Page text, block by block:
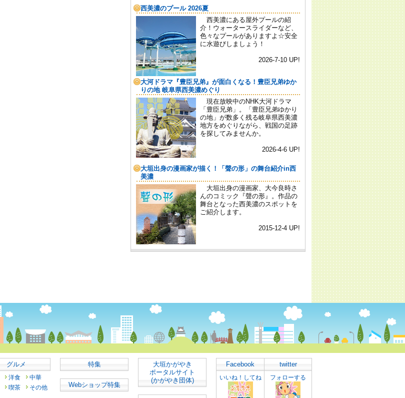
グルメ
洋食
中華
喫茶 その他
特集
Webショップ特集
大垣かがやき
ポータルサイト
(かがやき団体)
Facebook
いいね！してね
twitter
フォローする